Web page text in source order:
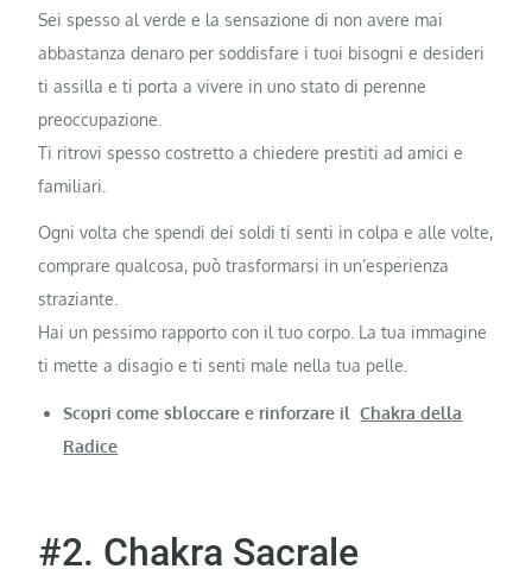
Sei spesso al verde e la sensazione di non avere mai
abbastanza denaro per soddisfare i tuoi bisogni e desideri
ti assilla e ti porta a vivere in uno stato di perenne
preoccupazione.
Ti ritrovi spesso costretto a chiedere prestiti ad amici e
familiari.
Ogni volta che spendi dei soldi ti senti in colpa e alle volte,
comprare qualcosa, può trasformarsi in un’esperienza
straziante.
Hai un pessimo rapporto con il tuo corpo. La tua immagine
ti mette a disagio e ti senti male nella tua pelle.
Scopri come sbloccare e rinforzare ilChakra della
Radice
#2. Chakra Sacrale